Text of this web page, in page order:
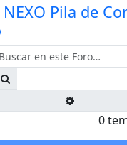
Pila de
0